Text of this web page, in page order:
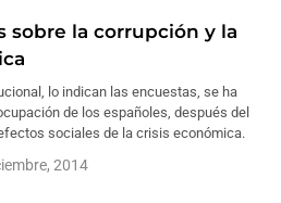
sobre la corrupción y la
­lo indican las encuestas, se ha
de los españoles, después del
sociales de la crisis económica.
2014